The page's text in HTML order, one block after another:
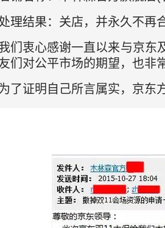
理结果：关店，并永久不再
们衷心感谢一直以来与京东
们对公平市场的期望，也非
了证明自己所言属实，京东